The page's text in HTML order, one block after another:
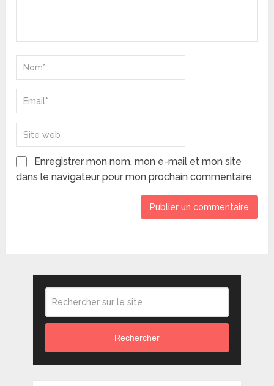
Enregistrer mon nom, mon e-mail et mon site
dans le navigateur pour mon prochain commentaire.
Rechercher